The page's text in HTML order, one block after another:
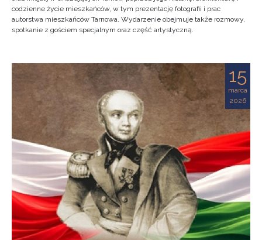
codzienne życie mieszkańców, w tym prezentację fotografii i prac
autorstwa mieszkańców Tarnowa. Wydarzenie obejmuje także rozmowy,
spotkanie z gościem specjalnym oraz część artystyczną.
15
marca
2026